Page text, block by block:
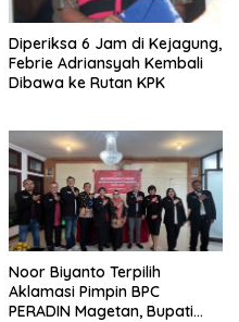
Diperiksa 6 Jam di Kejagung,
Febrie Adriansyah Kembali
Dibawa ke Rutan KPK
Noor Biyanto Terpilih
Aklamasi Pimpin BPC
PERADIN Magetan, Bupati